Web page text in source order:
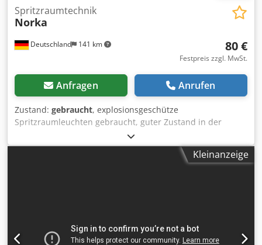
Deutschland 141 km
Spritzraumtechnik
Norka
80 €
Festpreis zzgl. MwSt.
Anfragen Anrufen
Zustand: gebraucht, explosionsgeschütze
Spritzraumleuchten gebraucht, guter Zustand in der
Wandhalterung drehbar Djdpevwf Atsfx Aahskr Fabrikat
Norka 58 Watt Zulassung IP 65 Röhrenanzahl 1 Lagerort
97447 Gerolzhofen, frei verladen, unverpackt Übergabe im
Kleinanzeige